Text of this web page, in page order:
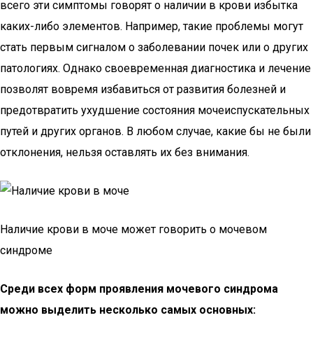
всего эти симптомы говорят о наличии в крови избытка
каких-либо элементов. Например, такие проблемы могут
стать первым сигналом о заболевании почек или о других
патологиях. Однако своевременная диагностика и лечение
позволят вовремя избавиться от развития болезней и
предотвратить ухудшение состояния мочеиспускательных
путей и других органов. В любом случае, какие бы не были
отклонения, нельзя оставлять их без внимания.
Наличие крови в моче может говорить о мочевом
синдроме
Среди всех форм проявления мочевого синдрома
можно выделить несколько самых основных: